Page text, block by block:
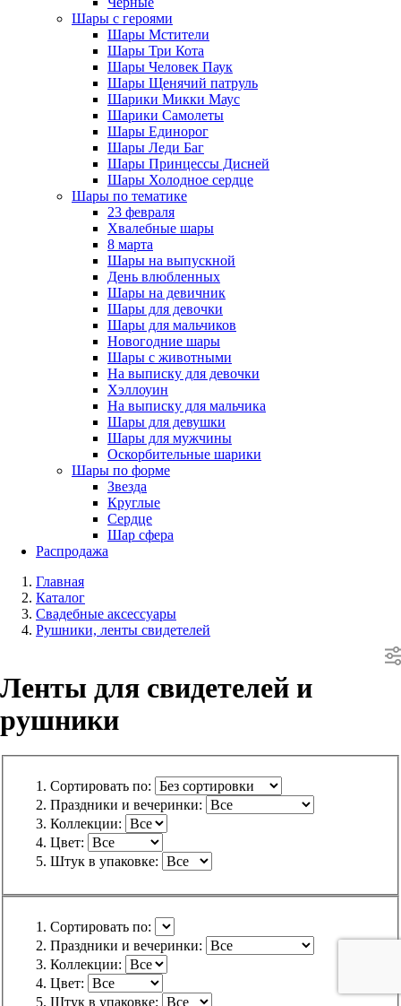
Шары с героями
Шары Мстители
Шары Три Кота
Шары Человек Паук
Шары Щенячий патруль
Шарики Микки Маус
Шарики Самолеты
Шары Единорог
Шары Леди Баг
Шары Принцессы Дисней
Шары Холодное сердце
Шары по тематике
23 февраля
Хвалебные шары
8 марта
Шары на выпускной
День влюбленных
Шары на девичник
Шары для девочки
Шары для мальчиков
Новогодние шары
Шары с животными
На выписку для девочки
Хэллоуин
На выписку для мальчика
Шары для девушки
Шары для мужчины
Оскорбительные шарики
Шары по форме
Звезда
Круглые
Сердце
Шар сфера
Распродажа
Главная
Каталог
Свадебные аксессуары
Рушники, ленты свидетелей
Ленты для свидетелей и
рушники
Сортировать по:
Праздники и вечеринки:
Коллекции:
Цвет:
Штук в упаковке:
Сортировать по:
Праздники и вечеринки:
Коллекции:
Цвет:
Штук в упаковке: